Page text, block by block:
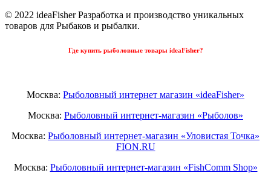
© 2022 ideaFisher Разработка и производство уникальных
товаров для Рыбаков и рыбалки.
Где купить рыболовные товары ideaFisher?
Москва: Рыболовный интернет магазин «ideaFisher»
Москва: Рыболовный интернет-магазин «Рыболов»
Москва: Рыболовный интернет-магазин «Уловистая Точка»
FION.RU
Москва: Рыболовный интернет-магазин «FishComm Shop»